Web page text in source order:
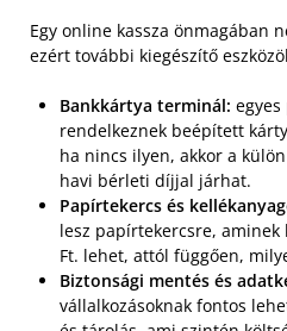
Egy online kassza önmagában
ezért további kiegészítő
Bankkártya terminál:
rendelkeznek beépített
ha nincs ilyen, akkor a
havi bérleti díjjal járhat.
Papírtekercs és
lesz papírtekercsre, aminek
Ft. lehet, attól függően,
Biztonsági mentés és
vállalkozásoknak fontos